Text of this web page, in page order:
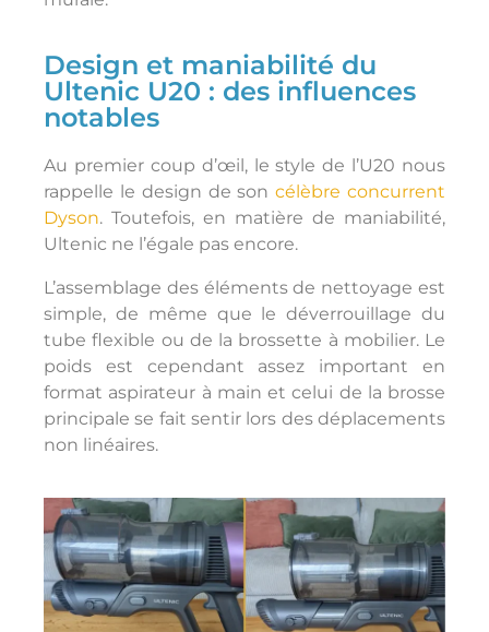
Design et maniabilité du
Ultenic U20 : des influences
notables
Au premier coup d’œil, le style de l’U20 nous
rappelle le design de soncélèbre concurrent
Dyson. Toutefois, en matière de maniabilité,
Ultenic ne l’égale pas encore.
L’assemblage des éléments de nettoyage est
simple, de même que le déverrouillage du
tube flexible ou de la brossette à mobilier. Le
poids est cependant assez important en
format aspirateur à main et celui de la brosse
principale se fait sentir lors des déplacements
non linéaires.